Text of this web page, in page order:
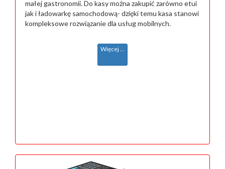
małej gastronomii. Do kasy można zakupić zarówno etui
jak i ładowarkę samochodową- dzięki temu kasa stanowi
kompleksowe rozwiązanie dla usług mobilnych.
Więcej ...